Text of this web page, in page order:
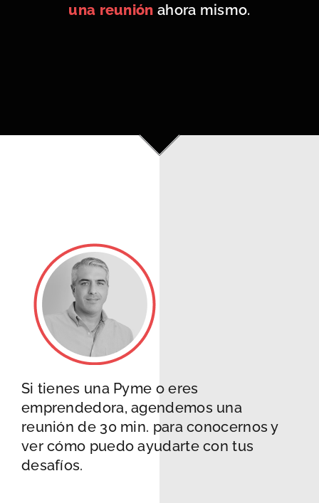
una reunión ahora mismo.
Si tienes una Pyme o eres
emprendedora, agendemos una
reunión de 30 min. para conocernos y
ver cómo puedo ayudarte con tus
desafíos.